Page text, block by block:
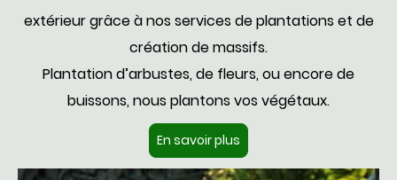
extérieur grâce à nos services de plantations et de
création de massifs.
Plantation d’arbustes, de fleurs, ou encore de
buissons, nous plantons vos végétaux.
En savoir plus